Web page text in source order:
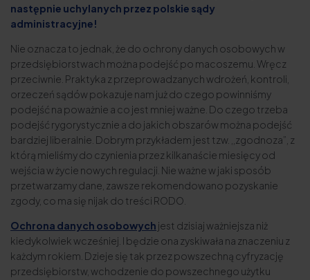
następnie uchylanych przez polskie sądy
administracyjne!
Nie oznacza to jednak, że do ochrony danych osobowych w
przedsiębiorstwach można podejść po macoszemu. Wręcz
przeciwnie. Praktyka z przeprowadzanych wdrożeń, kontroli,
orzeczeń sądów pokazuje nam już do czego powinniśmy
podejść na poważnie a co jest mniej ważne. Do czego trzeba
podejść rygorystycznie a do jakich obszarów można podejść
bardziej liberalnie. Dobrym przykładem jest tzw. ,,zgodnoza”, z
którą mieliśmy do czynienia przez kilkanaście miesięcy od
wejścia w życie nowych regulacji. Nie ważne w jaki sposób
przetwarzamy dane, zawsze rekomendowano pozyskanie
zgody, co ma się nijak do treści RODO.
Ochrona danych osobowych jest dzisiaj ważniejsza niż
kiedykolwiek wcześniej. I będzie ona zyskiwała na znaczeniu z
każdym rokiem. Dzieje się tak przez powszechną cyfryzację
przedsiębiorstw, wchodzenie do powszechnego użytku